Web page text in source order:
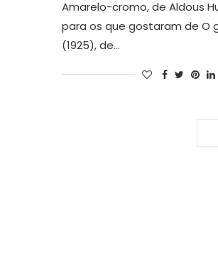
Amarelo-cromo, de Aldous
para os que gostaram de O
(1925), de…